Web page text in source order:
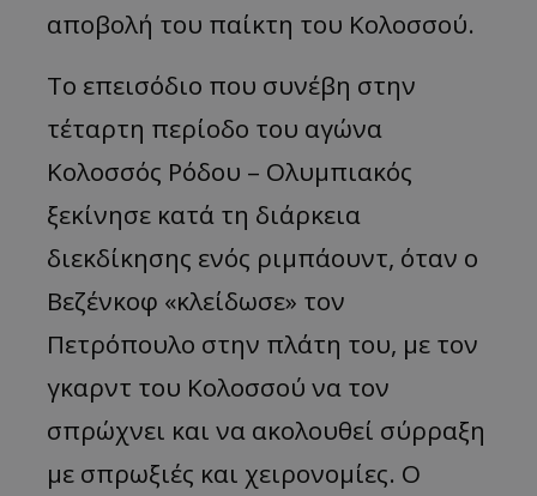
αποβολή του παίκτη του Κολοσσού.
Το επεισόδιο που συνέβη στην
τέταρτη περίοδο του αγώνα
Κολοσσός Ρόδου – Ολυμπιακός
ξεκίνησε κατά τη διάρκεια
διεκδίκησης ενός ριμπάουντ, όταν ο
Βεζένκοφ «κλείδωσε» τον
Πετρόπουλο στην πλάτη του, με τον
γκαρντ του Κολοσσού να τον
σπρώχνει και να ακολουθεί σύρραξη
με σπρωξιές και χειρονομίες. Ο